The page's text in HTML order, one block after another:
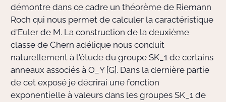
démontre dans ce cadre un théorème de Riemann
Roch qui nous permet de calculer la caractéristique
d'Euler de M. La construction de la deuxième
classe de Chern adélique nous conduit
naturellement à l'étude du groupe SK_1 de certains
anneaux associés à O_Y [G]. Dans la dernière partie
de cet exposé je décrirai une fonction
exponentielle à valeurs dans les groupes SK_1 de